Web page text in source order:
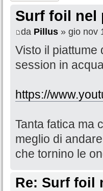
Surf foil nel
da Pillus » gio nov
Visto il piattume
session in
https://
Tanta fatica ma
meglio di
che tornino le
Re: Surf foil